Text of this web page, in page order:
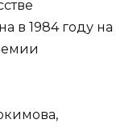
в 1984 году на